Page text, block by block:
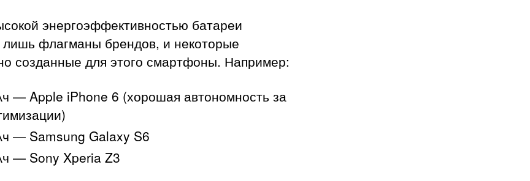
энергоэффективностью батареи
флагманы брендов, и некоторые
созданные для этого смартфоны. Например:
— Apple iPhone 6 (хорошая автономность за
— Samsung Galaxy S6
— Sony Xperia Z3